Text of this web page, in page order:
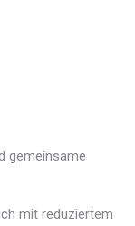
gemeinsame
mit reduziertem